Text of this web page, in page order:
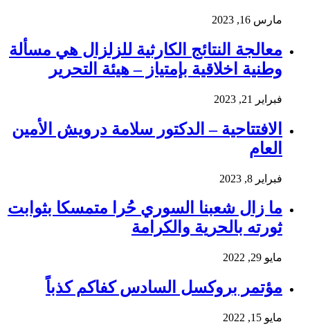
مارس 16, 2023
معالجة النتائج الكارثية للزلزال هي مسألة
وطنية اخلاقية بإمتياز – هيئة التحرير
فبراير 21, 2023
الافتتاحية – الدكتور سلامة درويش الأمين
العام
فبراير 8, 2023
ما زال شعبنا السوري حُرا متمسكا بثوابت
ثورته بالحرية والكرامة
مايو 29, 2022
مؤتمر بروكسل السادس كفاكم كذباً
مايو 15, 2022